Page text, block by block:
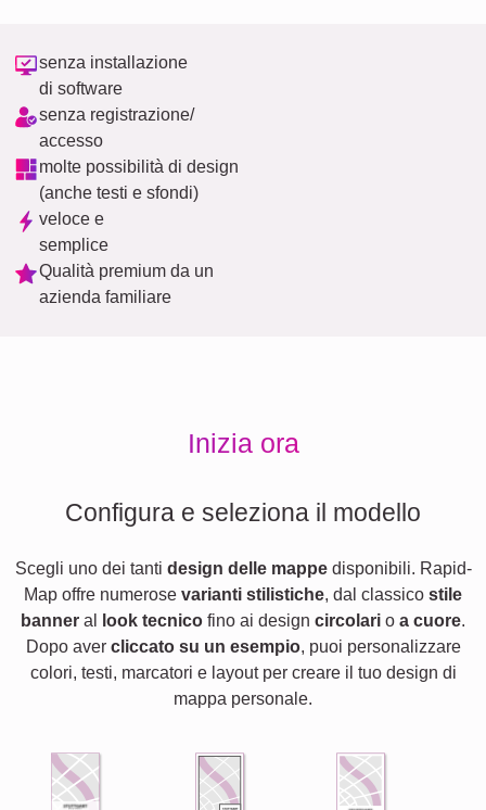
senza installazione
di software
senza registrazione/
accesso
molte possibilità di design
(anche testi e sfondi)
veloce e
semplice
Qualità premium da un
azienda familiare
Inizia ora
Configura e seleziona il modello
Scegli uno dei tanti design delle mappedisponibili. Rapid-
Map offre numerose varianti stilistiche, dal classico stile
banner al look tecnico fino ai design circolari o a cuore.
Dopo aver cliccato su un esempio, puoi personalizzare
colori, testi, marcatori e layout per creare il tuo design di
mappa personale.